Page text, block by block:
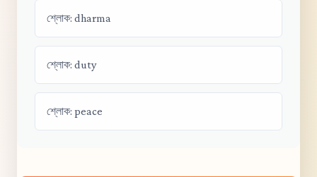
শ্লোক: dharma
শ্লোক: duty
শ্লোক: peace